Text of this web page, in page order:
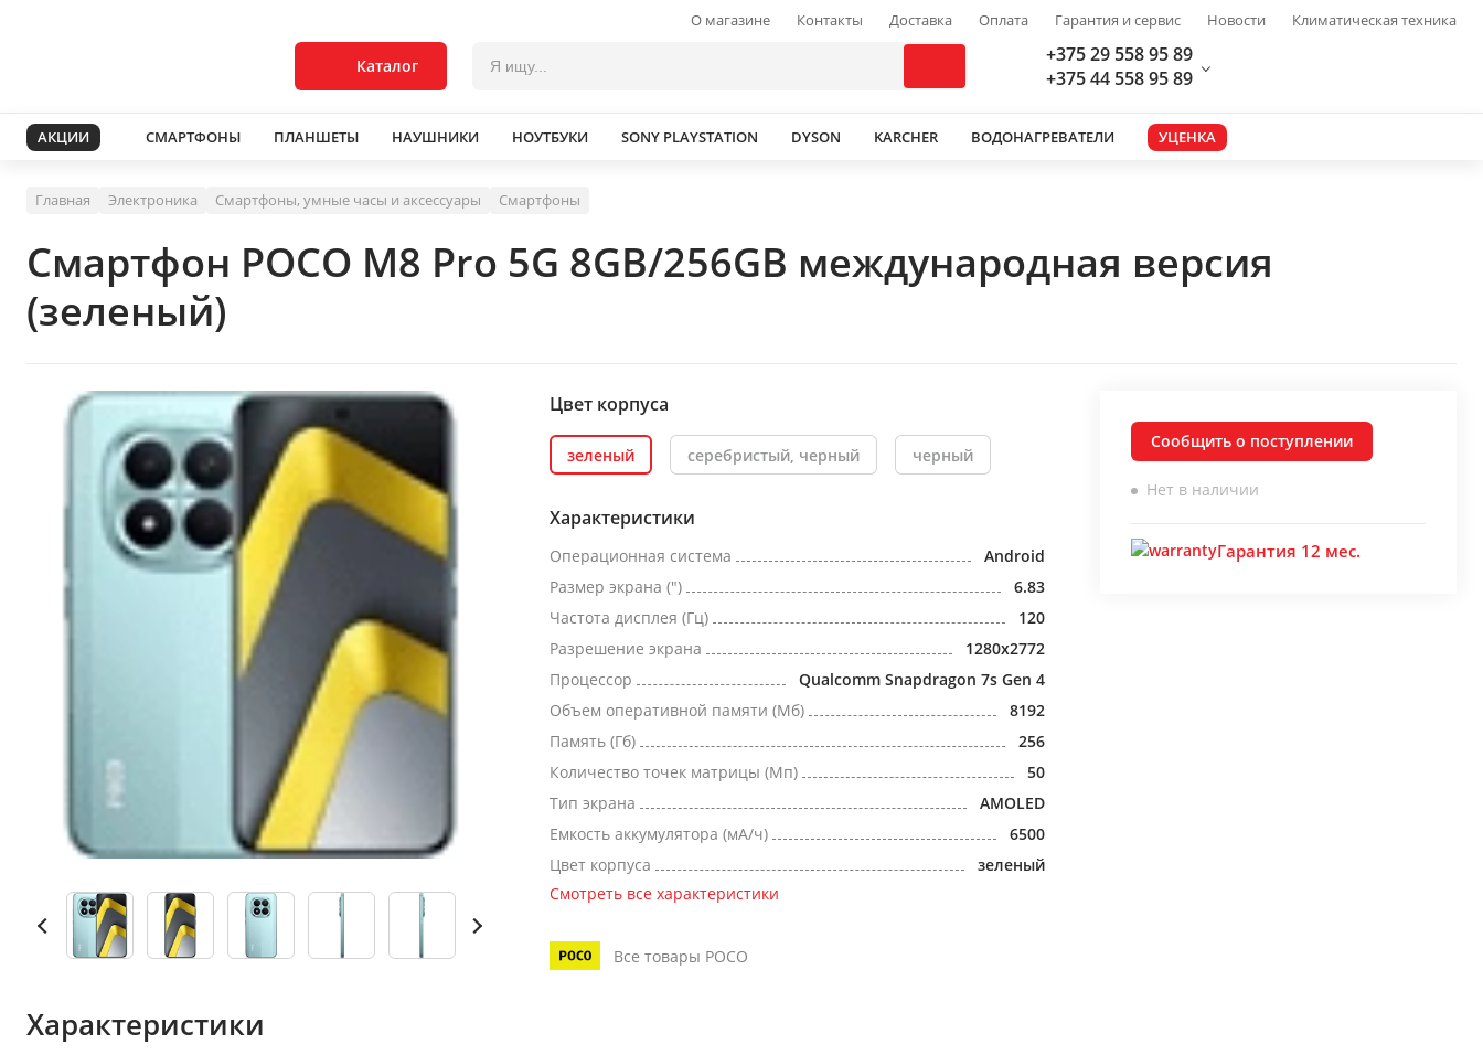
О магазине Контакты Доставка Оплата Гарантия и сервис Новости Климатическая техника
Каталог
+375 29 558 95 89
+375 44 558 95 89
АКЦИИ СМАРТФОНЫ ПЛАНШЕТЫ НАУШНИКИ НОУТБУКИ SONY PLAYSTATION DYSON KARCHER ВОДОНАГРЕВАТЕЛИ УЦЕНКА
Главная Электроника Смартфоны, умные часы и аксессуары Смартфоны
Смартфон POCO M8 Pro 5G 8GB/256GB международная версия
(зеленый)
Цвет корпуса
зеленый серебристый, черный черный
Характеристики
Операционная система
Android
Размер экрана (")
6.83
Частота дисплея (Гц)
120
Разрешение экрана
1280x2772
Процессор
Qualcomm Snapdragon 7s Gen 4
Объем оперативной памяти (Мб)
8192
Память (Гб)
256
Количество точек матрицы (Мп)
50
Тип экрана
AMOLED
Емкость аккумулятора (мА/ч)
6500
Цвет корпуса
зеленый
Смотреть все характеристики
Все товары POCO
Сообщить о поступлении
Нет в наличии
Гарантия 12 мес.
Характеристики